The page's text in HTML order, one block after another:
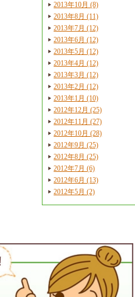
2013年10月 (8)
2013年8月 (11)
2013年7月 (12)
2013年6月 (12)
2013年5月 (12)
2013年4月 (12)
2013年3月 (12)
2013年2月 (12)
2013年1月 (10)
2012年12月 (25)
2012年11月 (27)
2012年10月 (28)
2012年9月 (25)
2012年8月 (25)
2012年7月 (6)
2012年6月 (13)
2012年5月 (2)